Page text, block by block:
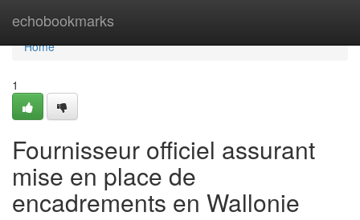
echobookmarks
Home
Home
1
Fournisseur officiel assurant
mise en place de
encadrements en Wallonie